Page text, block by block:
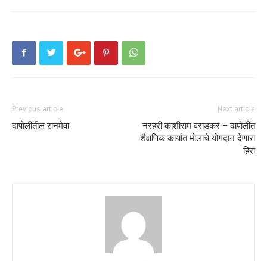
Previous article
दापोलीतील रानमेवा
Next article
नरहरी काशीराम वराडकर – दापोलीत
शैक्षणिक कार्यात मोलाचे योगदान देणारा
हिरा